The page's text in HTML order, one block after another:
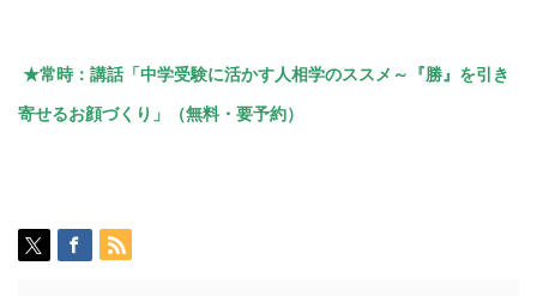
★常時：講話「中学受験に活かす人相学のススメ～『勝』を引き
寄せるお顔づくり」（無料・要予約）